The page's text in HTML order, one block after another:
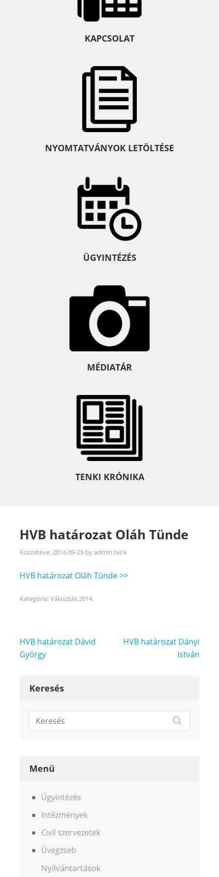
KAPCSOLAT
NYOMTATVÁNYOK LETÖLTÉSE
ÜGYINTÉZÉS
MÉDIATÁR
TENKI KRÓNIKA
HVB határozat Oláh Tünde
Közzétéve:2014-09-29 byadmin.tenk
HVB határozat Oláh Tünde >>
Kategória:Választás 2014.
Bejegyzés
navigáció
HVB határozat Dávid
György
HVB határozat Dányi
István
Keresés
Menü
Ügyintézés
Intézmények
Civil szervezetek
Üvegzseb
Nyilvántartások